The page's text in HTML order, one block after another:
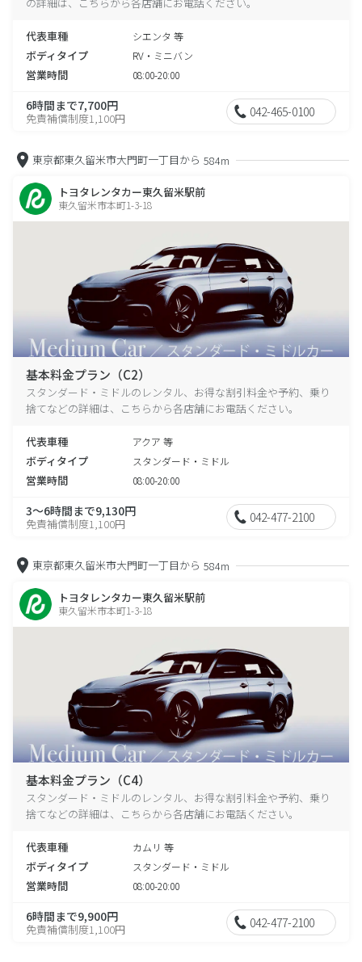
代表車種 シエンタ 等
ボディタイプ RV・ミニバン
営業時間 08:00-20:00
6時間まで7,700円
免責補償制度1,100円 042-465-0100
東京都東久留米市大門町一丁目から 584m
トヨタレンタカー東久留米駅前
東久留米市本町1-3-18
基本料金プラン（C2）
スタンダード・ミドルのレンタル、お得な割引料金や予約、乗り
捨てなどの詳細は、こちらから各店舗にお電話ください。
代表車種 アクア 等
ボディタイプ スタンダード・ミドル
営業時間 08:00-20:00
3～6時間まで9,130円
免責補償制度1,100円 042-477-2100
東京都東久留米市大門町一丁目から 584m
トヨタレンタカー東久留米駅前
東久留米市本町1-3-18
基本料金プラン（C4）
スタンダード・ミドルのレンタル、お得な割引料金や予約、乗り
捨てなどの詳細は、こちらから各店舗にお電話ください。
代表車種 カムリ 等
ボディタイプ スタンダード・ミドル
営業時間 08:00-20:00
6時間まで9,900円
免責補償制度1,100円 042-477-2100